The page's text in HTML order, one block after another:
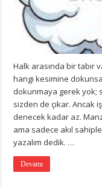
Halk arasında bir tabir
hangi kesimine
dokunmaya gerek yok;
sizden de çıkar. Ancak
denecek kadar az.
ama sadece akıl
yazalım dedik. …
Devamı